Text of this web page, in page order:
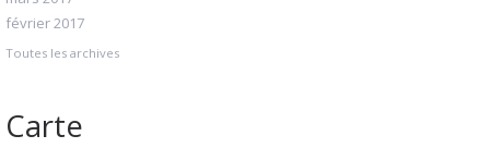
février 2017
Toutes les archives
Carte